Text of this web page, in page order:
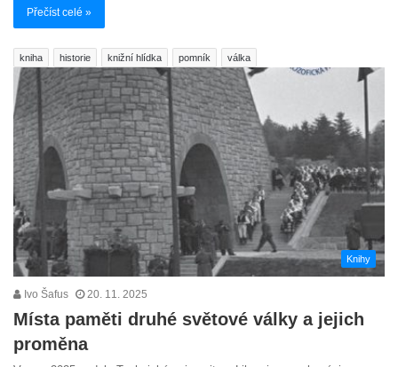
Přečíst celé »
kniha historie knižní hlídka pomník válka
Knihy
Ivo Šafus 20. 11. 2025
Místa paměti druhé světové války a jejich
proměna